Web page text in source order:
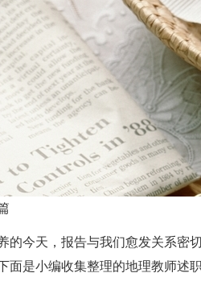
的今天，报告与我们愈发关系密
面是小编收集整理的地理教师述